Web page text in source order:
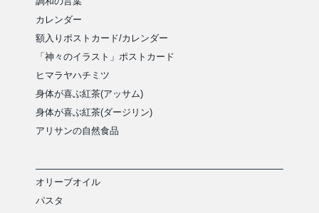
カレンダー
額入りポストカード/カレンダー
「神々のイラスト」ポストカード
ヒマラヤハチミツ
身体が喜ぶ紅茶(アッサム)
身体が喜ぶ紅茶(ダージリン)
アリサンの自然食品
オリーブオイル
パスタ